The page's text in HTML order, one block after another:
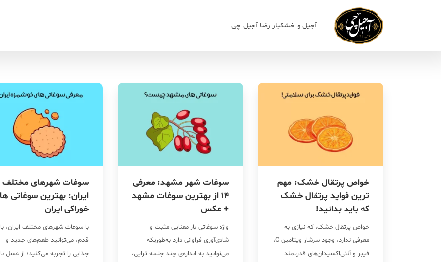
آجیل و خشکبار رضا آجیل چی
خواص پرتقال خشک: مهم
ترین فواید پرتقال خشک
که باید بدانید!
خواص پرتقال خشک، که نیازی به
معرفی ندارد، وجود سرشار ویتامین C،
فیبر و آنتی‌اکسیدان‌های قدرتمند
سوغات شهر مشهد: معرفی
14 از بهترین سوغات مشهد
+ عکس
واژه سوغاتی بار معنایی مثبت و
شادی‌آوری فراوانی دارد به‌طوریکه
می‌توانید به اندازه‌ی چند جلسه تراپی،
سوغات شهرهای مختلف
ایران: بهترین سوغاتی
خوراکی ایران
با سوغات شهرهای مختلف ایران،
قدم، می‌توانید طعم‌های جدید و
جذابی را تجربه می‌کنید؛ از عسل